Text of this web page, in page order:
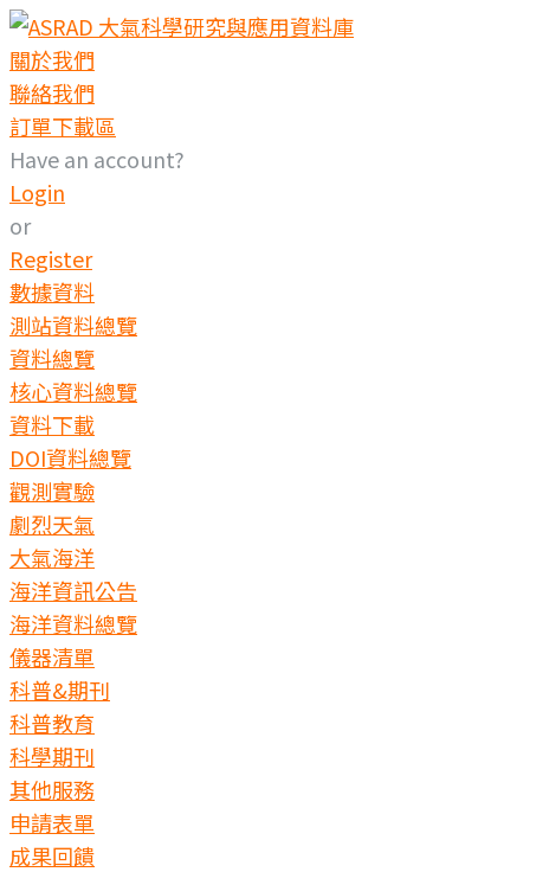
關於我們
聯絡我們
訂單下載區
Have an account?
Login
or
Register
數據資料
測站資料總覽
資料總覽
核心資料總覽
資料下載
DOI資料總覽
觀測實驗
劇烈天氣
大氣海洋
海洋資訊公告
海洋資料總覽
儀器清單
科普&期刊
科普教育
科學期刊
其他服務
申請表單
成果回饋